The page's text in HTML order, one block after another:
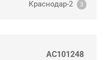
Краснодар-2 3
AC101248